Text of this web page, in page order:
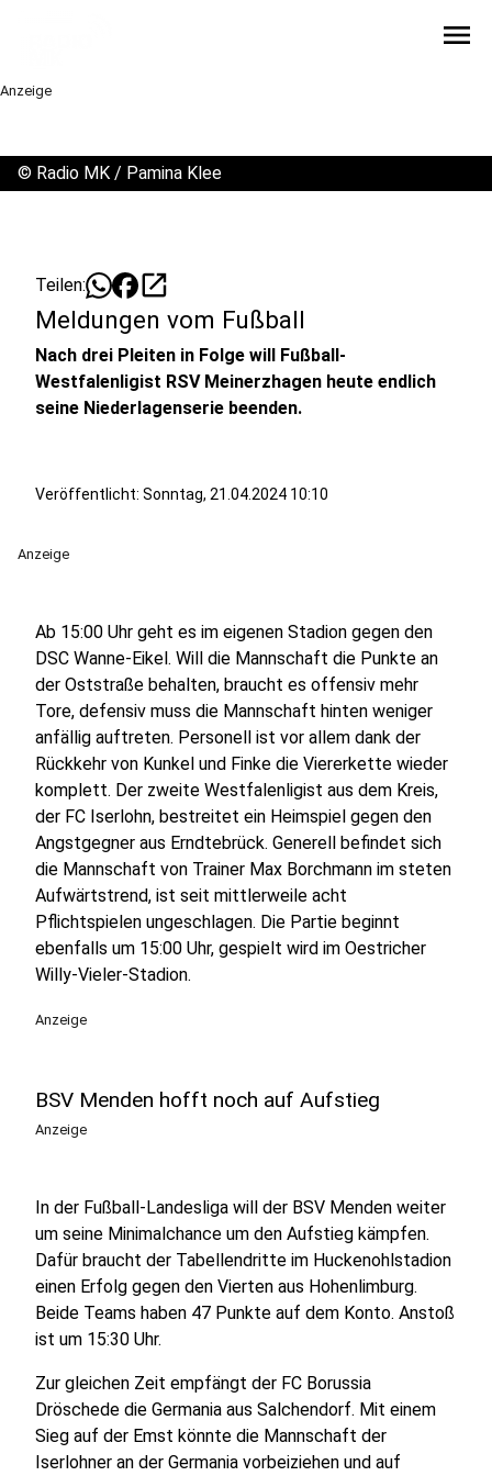
menu
Anzeige
© Radio MK / Pamina Klee
Teilen: open_in_new
Meldungen vom Fußball
Nach drei Pleiten in Folge will Fußball-
Westfalenligist RSV Meinerzhagen heute endlich
seine Niederlagenserie beenden.
Veröffentlicht: Sonntag, 21.04.2024 10:10
Anzeige
Ab 15:00 Uhr geht es im eigenen Stadion gegen den
DSC Wanne-Eikel. Will die Mannschaft die Punkte an
der Oststraße behalten, braucht es offensiv mehr
Tore, defensiv muss die Mannschaft hinten weniger
anfällig auftreten. Personell ist vor allem dank der
Rückkehr von Kunkel und Finke die Viererkette wieder
komplett. Der zweite Westfalenligist aus dem Kreis,
der FC Iserlohn, bestreitet ein Heimspiel gegen den
Angstgegner aus Erndtebrück. Generell befindet sich
die Mannschaft von Trainer Max Borchmann im steten
Aufwärtstrend, ist seit mittlerweile acht
Pflichtspielen ungeschlagen. Die Partie beginnt
ebenfalls um 15:00 Uhr, gespielt wird im Oestricher
Willy-Vieler-Stadion.
Anzeige
BSV Menden hofft noch auf Aufstieg
Anzeige
In der Fußball-Landesliga will der BSV Menden weiter
um seine Minimalchance um den Aufstieg kämpfen.
Dafür braucht der Tabellendritte im Huckenohlstadion
einen Erfolg gegen den Vierten aus Hohenlimburg.
Beide Teams haben 47 Punkte auf dem Konto. Anstoß
ist um 15:30 Uhr.
Zur gleichen Zeit empfängt der FC Borussia
Dröschede die Germania aus Salchendorf. Mit einem
Sieg auf der Emst könnte die Mannschaft der
Iserlohner an der Germania vorbeiziehen und auf